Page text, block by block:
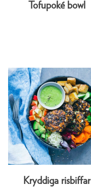
Tofupoké bowl
Kryddiga risbiffar